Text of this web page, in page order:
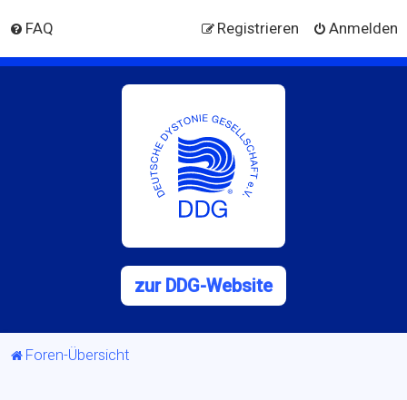
FAQ Anmelden
Registrieren
zur DDG-Website
Foren-Übersicht